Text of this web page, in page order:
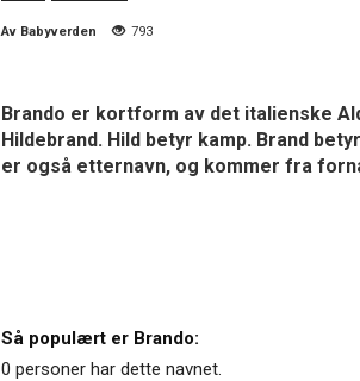
Av Babyverden 793
Brando er kortform av det italienske
Hildebrand. Hild betyr kamp. Brand
er også etternavn, og kommer fra
Så populært er Brando:
0 personer har dette navnet.